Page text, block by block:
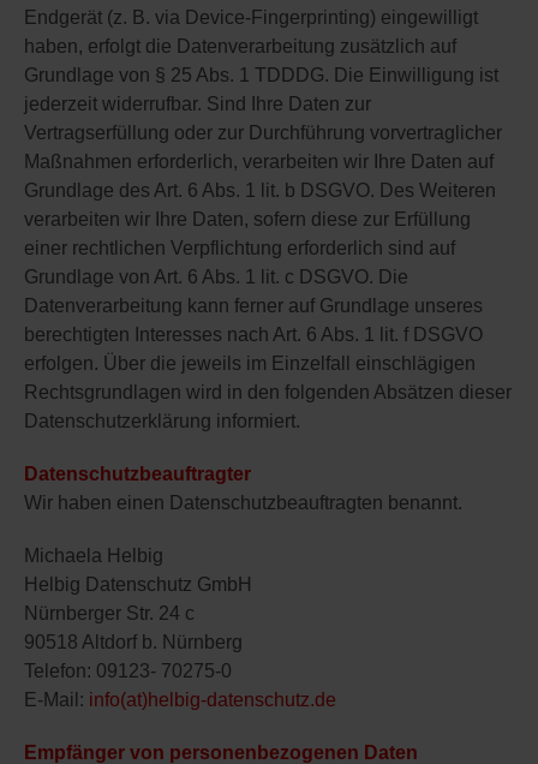
Endgerät (z. B. via Device-Fingerprinting) eingewilligt
haben, erfolgt die Datenverarbeitung zusätzlich auf
Grundlage von § 25 Abs. 1 TDDDG. Die Einwilligung ist
jederzeit widerrufbar. Sind Ihre Daten zur
Vertragserfüllung oder zur Durchführung vorvertraglicher
Maßnahmen erforderlich, verarbeiten wir Ihre Daten auf
Grundlage des Art. 6 Abs. 1 lit. b DSGVO. Des Weiteren
verarbeiten wir Ihre Daten, sofern diese zur Erfüllung
einer rechtlichen Verpflichtung erforderlich sind auf
Grundlage von Art. 6 Abs. 1 lit. c DSGVO. Die
Datenverarbeitung kann ferner auf Grundlage unseres
berechtigten Interesses nach Art. 6 Abs. 1 lit. f DSGVO
erfolgen. Über die jeweils im Einzelfall einschlägigen
Rechtsgrundlagen wird in den folgenden Absätzen dieser
Datenschutzerklärung informiert.
Datenschutzbeauftragter
Wir haben einen Datenschutzbeauftragten benannt.
Michaela Helbig
Helbig Datenschutz GmbH
Nürnberger Str. 24 c
90518 Altdorf b. Nürnberg
Telefon: 09123- 70275-0
E-Mail: info(at)helbig-datenschutz.de
Empfänger von personenbezogenen Daten